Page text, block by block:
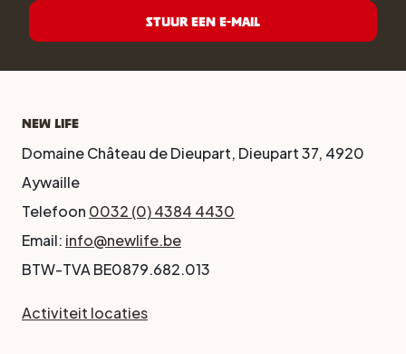
Stuur een e-mail
New Life
Domaine Château de Dieupart, Dieupart 37, 4920
Aywaille
Telefoon 0032 (0) 4384 4430
Email: info@newlife.be
BTW-TVA BE0879.682.013
Activiteit locaties